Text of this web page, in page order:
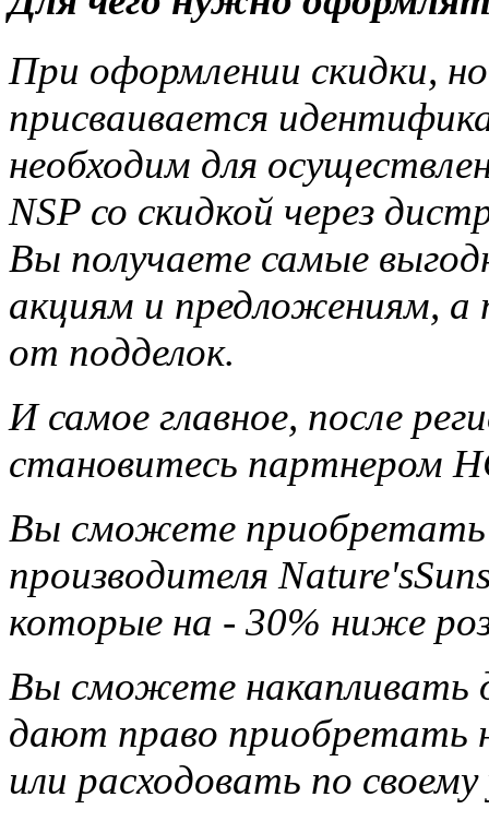
При оформлении скидки,
присваивается
необходим для
NSP со скидкой через
Вы получаете самые
акциям и предложениям,
от подделок.
И самое главное, после
становитесь партнером
Вы сможете приобретать
производителя
которые на - 30% ниже
Вы сможете накапливать
дают право приобретать
или расходовать по